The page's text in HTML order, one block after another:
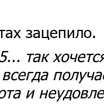
зацепило.
так
и